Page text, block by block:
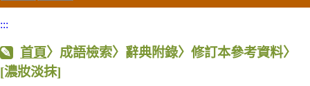
:::
首頁〉成語檢索〉辭典附錄〉修訂本參考資料〉
[濃妝淡抹]